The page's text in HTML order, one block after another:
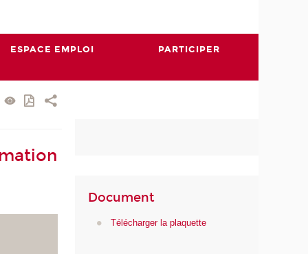
ESPACE EMPLOI PARTICIPER
Document
Télécharger la plaquette